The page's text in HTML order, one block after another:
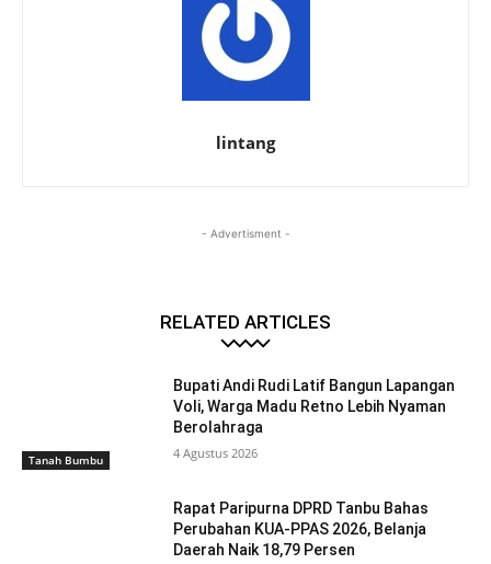
lintang
- Advertisment -
RELATED ARTICLES
Tanah Bumbu
Bupati Andi Rudi Latif Bangun Lapangan
Voli, Warga Madu Retno Lebih Nyaman
Berolahraga
4 Agustus 2026
Rapat Paripurna DPRD Tanbu Bahas
Perubahan KUA-PPAS 2026, Belanja
Daerah Naik 18,79 Persen